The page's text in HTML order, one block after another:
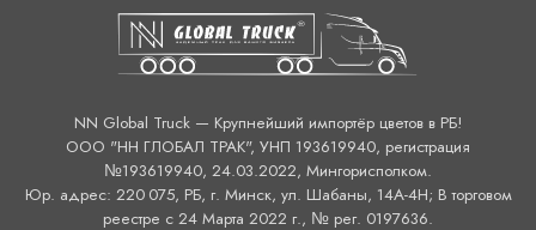
NN Global Truck — Крупнейший импортёр цветов в РБ!
ООО "НН ГЛОБАЛ ТРАК", УНП 193619940, регистрация
№193619940, 24.03.2022, Мингорисполком.
Юр. адрес: 220 075, РБ, г. Минск, ул. Шабаны, 14А-4H; В торговом
реестре с 24 Марта 2022 г., № рег. 0197636.